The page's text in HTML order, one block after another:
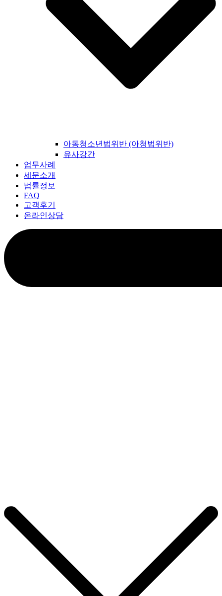
아동청소년법위반 (아청법위반)
유사강간
업무사례
세문소개
법률정보
FAQ
고객후기
온라인상담